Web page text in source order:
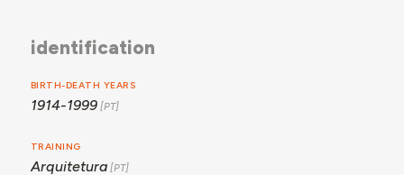
identification
BIRTH-DEATH YEARS
1914-1999
TRAINING
Arquitetura